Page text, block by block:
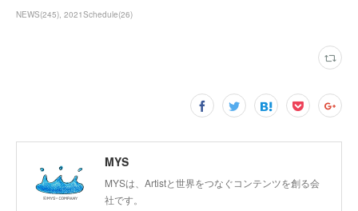
NEWS(245) 2021Schedule(26)
MYS
MYSは、Artistと世界をつなぐコンテンツを創る会
社です。